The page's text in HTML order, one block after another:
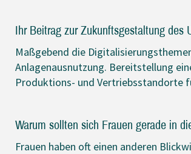
Ihr Beitrag zur Zukunftsgestaltung des
Maßgebend die
Anlagenausnutzung. Bereitstellung
Produktions- und Vertriebsstandorte
Warum sollten sich Frauen gerade in
Frauen haben oft einen anderen